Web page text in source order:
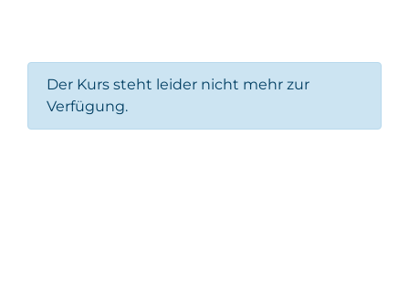
Der Kurs steht leider nicht mehr zur
Verfügung.